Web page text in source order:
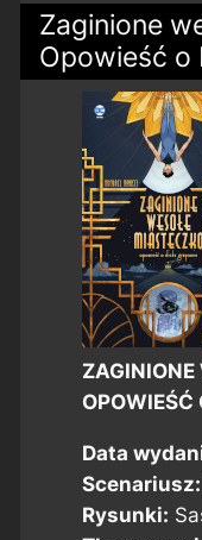
Zaginione
Opowieść o
ZAGINIONE
OPOWIEŚĆ
Data
Scenariusz:
Rysunki: